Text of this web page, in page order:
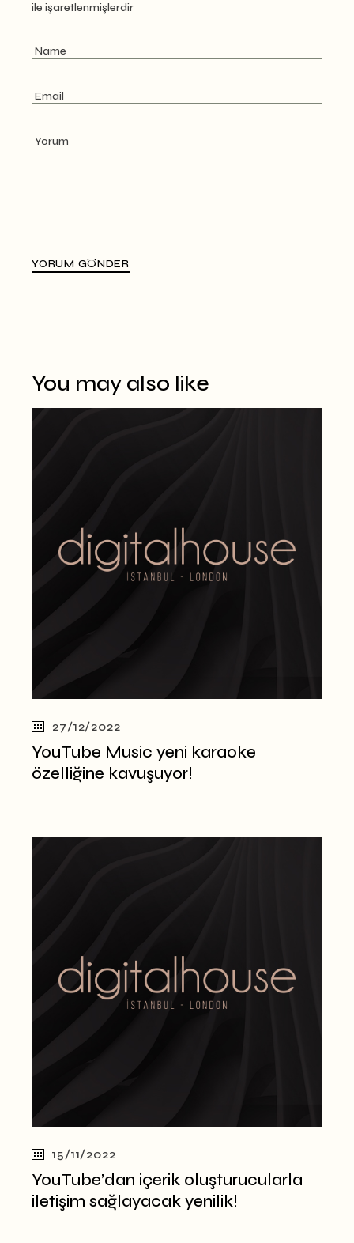
ile işaretlenmişlerdir
YORUM GÖNDER
You may also like
27/12/2022
YouTube Music yeni karaoke
özelliğine kavuşuyor!
15/11/2022
YouTube’dan içerik oluşturucularla
iletişim sağlayacak yenilik!